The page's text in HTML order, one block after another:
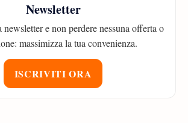
Newsletter
e non perdere nessuna offerta o
massimizza la tua convenienza.
ISCRIVITI ORA